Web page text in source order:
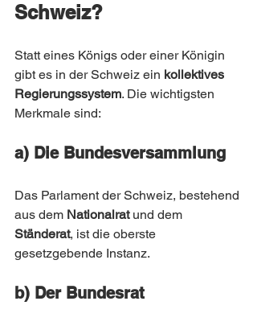
Schweiz?
Statt eines Königs oder einer Königin
gibt es in der Schweiz ein kollektives
Regierungssystem. Die wichtigsten
Merkmale sind:
a) Die Bundesversammlung
Das Parlament der Schweiz, bestehend
aus dem Nationalrat und dem
Ständerat, ist die oberste
gesetzgebende Instanz.
b) Der Bundesrat